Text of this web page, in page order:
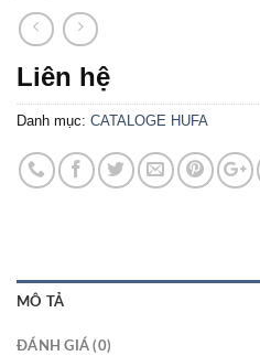
Liên hệ
Danh mục: CATALOGE HUFA
MÔ TẢ
ĐÁNH GIÁ (0)